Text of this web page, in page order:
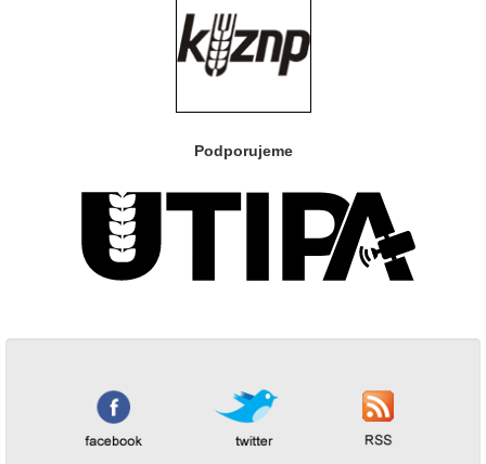
Podporujeme